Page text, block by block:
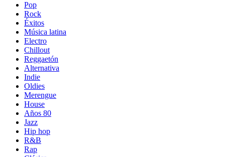
Pop
Rock
Éxitos
Música latina
Electro
Chillout
Reggaetón
Alternativa
Indie
Oldies
Merengue
House
Años 80
Jazz
Hip hop
R&B
Rap